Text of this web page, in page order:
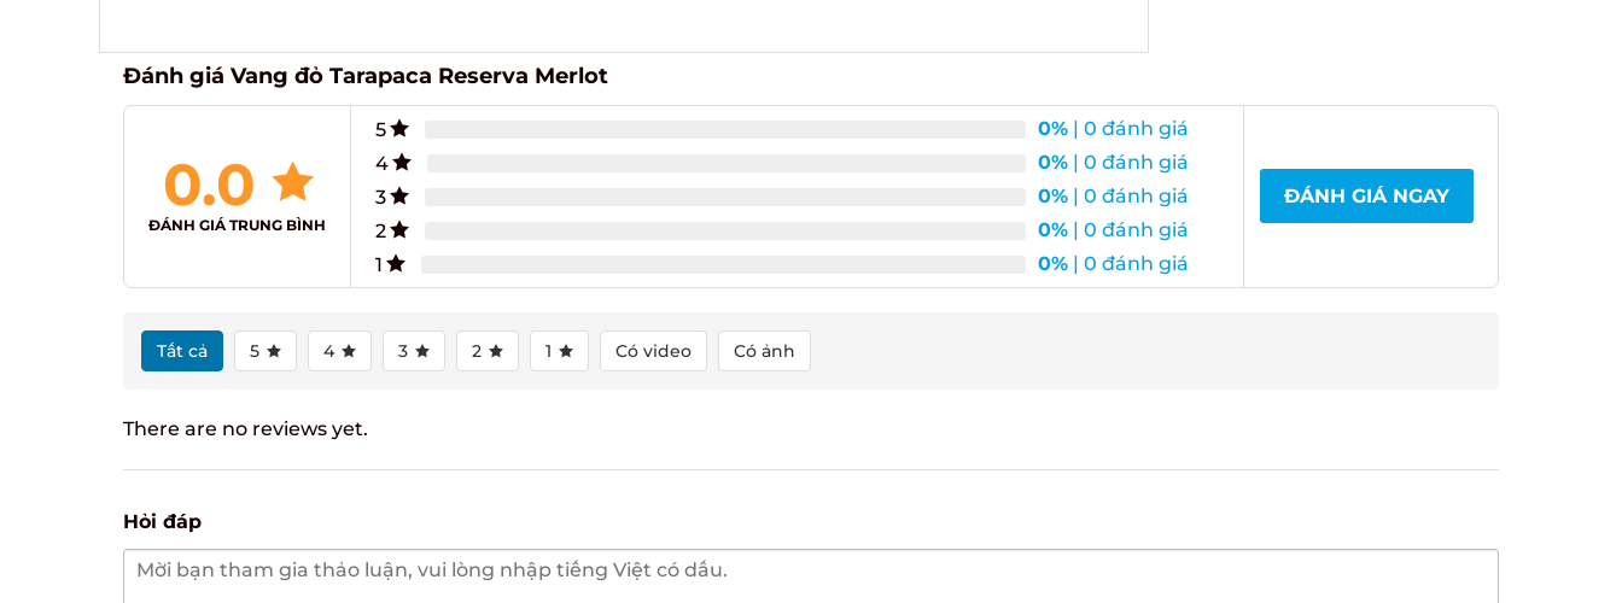
Đánh giá Vang đỏ Tarapaca Reserva Merlot
0.0
ĐÁNH GIÁ TRUNG BÌNH
5 0%| 0 đánh giá
4
0%| 0 đánh giá
3
0%| 0 đánh giá
2
0%| 0 đánh giá
0%| 0 đánh giá
ĐÁNH GIÁ NGAY
Tất cả 5 4 3 2 1 Có video Có ảnh
There are no reviews yet.
Hỏi đáp